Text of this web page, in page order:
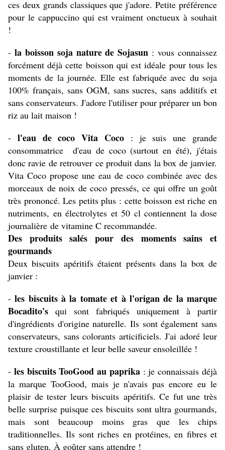
ces deux grands classiques que j'adore. Petite préférence
pour le cappuccino qui est vraiment onctueux à souhait
!
- la boisson soja nature de Sojasun : vous connaissez
forcément déjà cette boisson qui est idéale pour tous les
moments de la journée. Elle est fabriquée avec du soja
100% français, sans OGM, sans sucres, sans additifs et
sans conservateurs. J'adore l'utiliser pour préparer un bon
riz au lait maison !
- l'eau de coco Vita Coco : je suis une grande
consommatrice d'eau de coco (surtout en été), j'étais
donc ravie de retrouver ce produit dans la box de janvier.
Vita Coco propose une eau de coco combinée avec des
morceaux de noix de coco pressés, ce qui offre un goût
très prononcé. Les petits plus : cette boisson est riche en
nutriments, en électrolytes et 50 cl contiennent la dose
journalière de vitamine C recommandée.
Des produits salés pour des moments sains et
gourmands
Deux biscuits apéritifs étaient présents dans la box de
janvier :
-les biscuits à la tomate et à l'origan de la marque
Bocadito's qui sont fabriqués uniquement à partir
d'ingrédients d'origine naturelle. Ils sont également sans
conservateurs, sans colorants articificiels. J'ai adoré leur
texture croustillante et leur belle saveur ensoleillée !
- les biscuits TooGood au paprika: je connaissais déjà
la marque TooGood, mais je n'avais pas encore eu le
plaisir de tester leurs biscuits apéritifs. Ce fut une très
belle surprise puisque ces biscuits sont ultra gourmands,
mais sont beaucoup moins gras que les chips
traditionnelles. Ils sont riches en protéines, en fibres et
sans gluten. À goûter sans attendre !